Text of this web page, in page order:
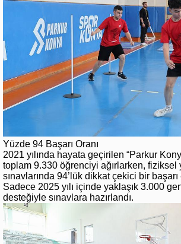
Yüzde 94 Başarı Oranı
2021 yılında hayata geçirilen “Parkur
toplam 9.330 öğrenciyi ağırlarken, fiziksel
sınavlarında 94’lük dikkat çekici bir başarı
Sadece 2025 yılı içinde yaklaşık 3.000
desteğiyle sınavlara hazırlandı.